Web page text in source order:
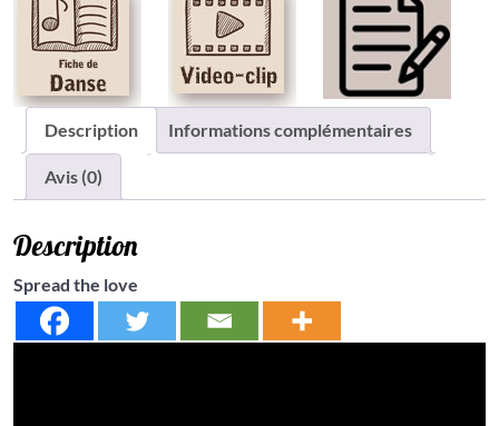
Description Informations complémentaires
Avis (0)
Description
Spread the love